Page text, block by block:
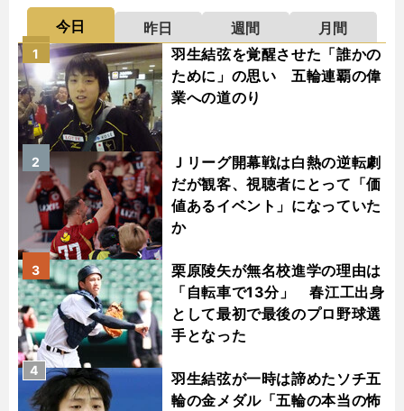
今日 昨日 週間
月間
羽生結弦を覚醒させた「誰かの
ために」の思い 五輪連覇の偉
業への道のり
1
Ｊリーグ開幕戦は白熱の逆転劇
だが観客、視聴者にとって「価
値あるイベント」になっていた
か
2
栗原陵矢が無名校進学の理由は
「自転車で13分」 春江工出身
として最初で最後のプロ野球選
手となった
3
羽生結弦が一時は諦めたソチ五
輪の金メダル「五輪の本当の怖
4